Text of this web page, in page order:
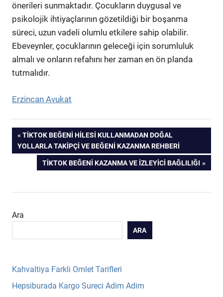
önerileri sunmaktadır. Çocukların duygusal ve
psikolojik ihtiyaçlarının gözetildiği bir boşanma
süreci, uzun vadeli olumlu etkilere sahip olabilir.
Ebeveynler, çocuklarının geleceği için sorumluluk
almalı ve onların refahını her zaman en ön planda
tutmalıdır.
Erzincan Avukat
Yazı
gezinmesi
PREVIOUS
POST:
TIKTOK BEĞENI HILESI KULLANMADAN DOĞAL
YOLLARLA TAKIPÇI VE BEĞENI KAZANMA REHBERI
NEXT
POST:
TIKTOK BEĞENI KAZANMA VE İZLEYICI BAĞLILIĞI
Ara
ARA
Kahvaltiya Farkli Omlet Tarifleri
Hepsiburada Kargo Sureci Adim Adim